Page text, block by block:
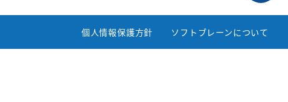
個人情報保護方針 ソフトブレーンについて